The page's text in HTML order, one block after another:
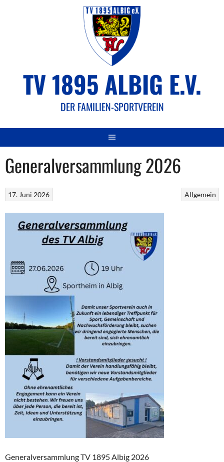
TV 1895 ALBIG E.V.
DER FAMILIEN-SPORTVEREIN
Generalversammlung 2026
Allgemein
17. Juni 2026
Generalversammlung TV 1895 Albig 2026